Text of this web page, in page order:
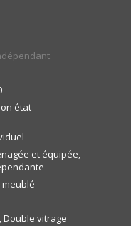
état
et équipée,
meublé
Double vitrage